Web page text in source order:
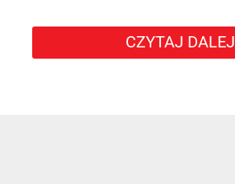
CZYTAJ DALEJ